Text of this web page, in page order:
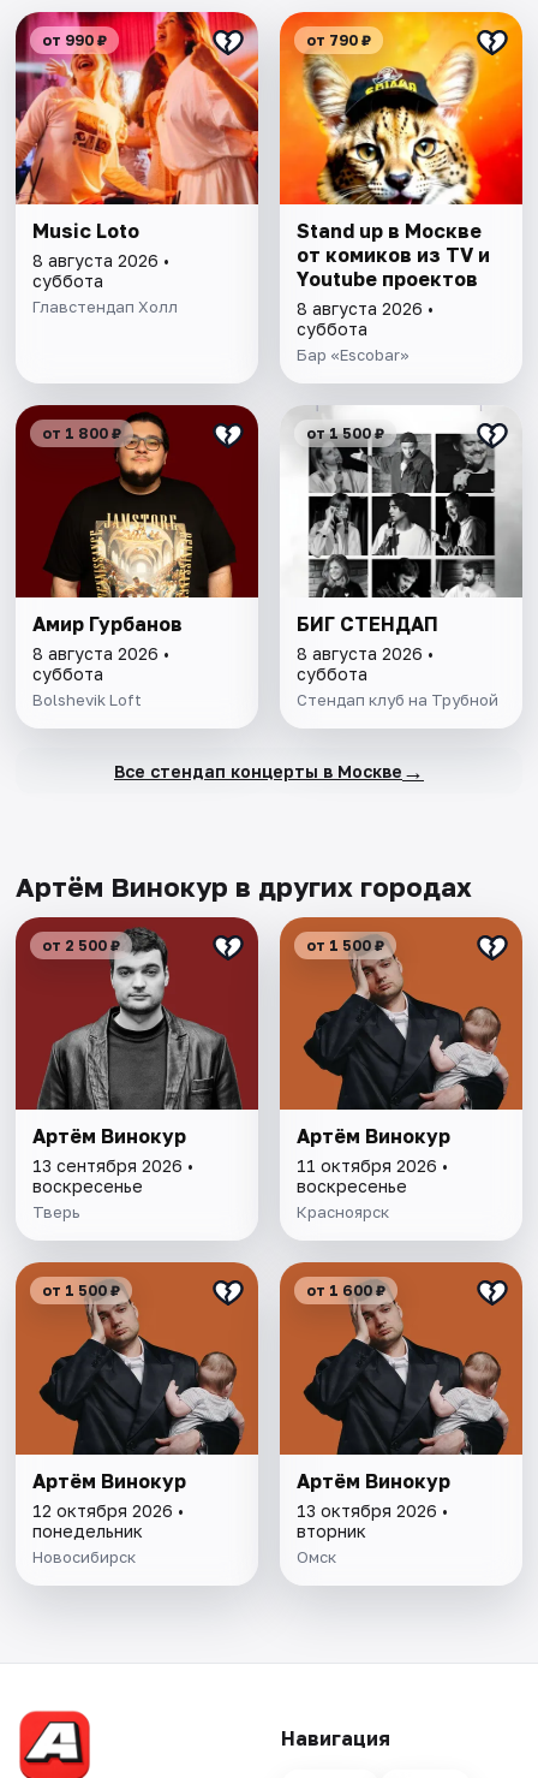
от 990 ₽
Music Loto
8 августа 2026 •
суббота
Главстендап Холл
от 790 ₽
Stand up в Москве
от комиков из TV и
Youtube проектов
8 августа 2026 •
суббота
Бар «Escobar»
от 1 800 ₽
Амир Гурбанов
8 августа 2026 •
суббота
Bolshevik Loft
от 1 500 ₽
БИГ СТЕНДАП
8 августа 2026 •
суббота
Стендап клуб на Трубной
Все стендап концерты в Москве →
Артём Винокур в других городах
от 2 500 ₽
Артём Винокур
13 сентября 2026 •
воскресенье
Тверь
от 1 500 ₽
Артём Винокур
11 октября 2026 •
воскресенье
Красноярск
от 1 500 ₽
Артём Винокур
12 октября 2026 •
понедельник
Новосибирск
от 1 600 ₽
Артём Винокур
13 октября 2026 •
вторник
Омск
Навигация